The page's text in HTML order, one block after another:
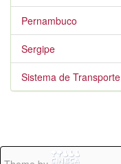
Pernambuco
Sergipe
Sistema de Transporte